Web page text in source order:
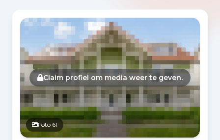
Fotogalerij
Foto 61
Claim profiel om media weer te geven.